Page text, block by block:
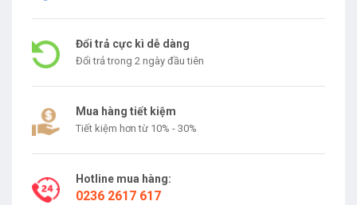
Đổi trả cực kì dễ dàng
Đổi trả trong 2 ngày đầu tiên
Mua hàng tiết kiệm
Tiết kiệm hơn từ 10% - 30%
Hotline mua hàng:
0236 2617 617